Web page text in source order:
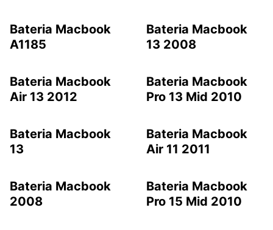
Bateria Macbook
A1185
Bateria Macbook
13 2008
Bateria Macbook
Air 13 2012
Bateria Macbook
Pro 13 Mid 2010
Bateria Macbook
13
Bateria Macbook
Air 11 2011
Bateria Macbook
2008
Bateria Macbook
Pro 15 Mid 2010